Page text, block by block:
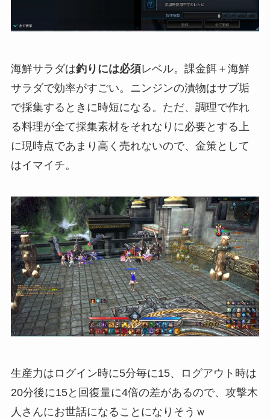
海鮮サラダは釣りには必須レベル。課金餌＋海鮮
サラダで効率がすごい。ニンジンの漬物はサブ垢
で採集するときに時短になる。ただ、調理で作れ
る料理が全て採集素材をそれなりに必要とする上
に現時点であまり高く売れないので、金策として
はイマイチ。
生産力はログイン時に5分毎に15、ログアウト時は
20分後に15と回復量に4倍の差があるので、攻撃木
人さんにお世話になることになりそうｗ